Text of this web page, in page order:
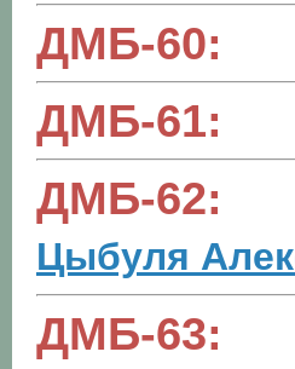
ДМБ-60:
ДМБ-61:
ДМБ-62:
Цыбуля
ДМБ-63: